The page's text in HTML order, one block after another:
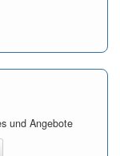
und Angebote